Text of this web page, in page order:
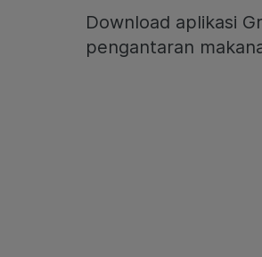
Download aplikasi
pengantaran